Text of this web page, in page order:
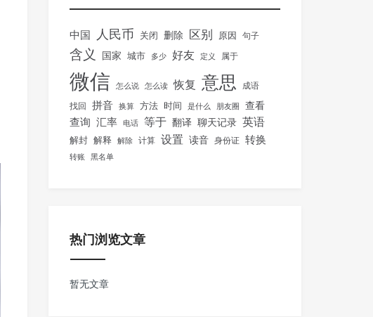
中国 人民币 关闭 删除 区别 原因 句子
含义 国家 城市 多少 好友 定义 属于
微信 怎么说 怎么读 恢复 意思 成语
找回 拼音 换算 方法 时间 是什么 朋友圈 查看
查询 汇率 电话 等于 翻译 聊天记录 英语
解封 解释 解除 计算 设置 读音 身份证 转换
转账 黑名单
热门浏览文章
暂无文章